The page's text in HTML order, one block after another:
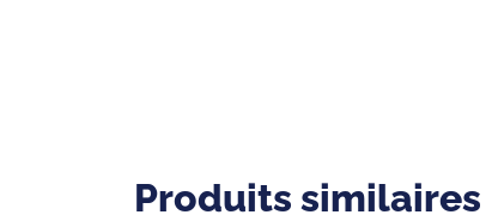
Produits similaires